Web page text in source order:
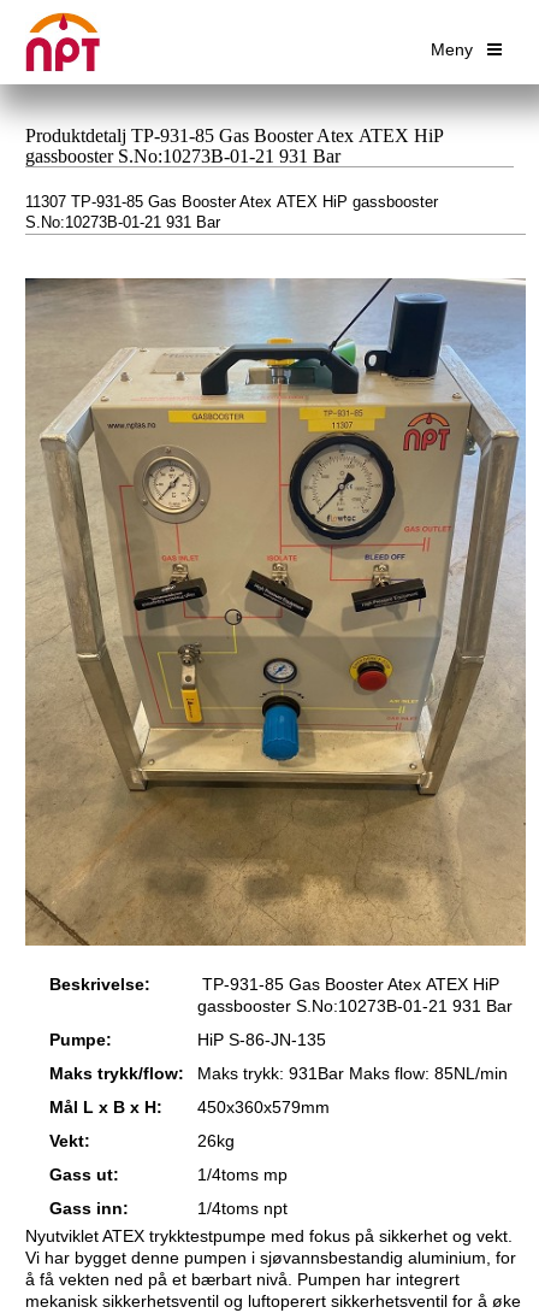
Meny
Produktdetalj TP-931-85 Gas Booster Atex ATEX HiP
gassbooster S.No:10273B-01-21 931 Bar
11307 TP-931-85 Gas Booster Atex ATEX HiP gassbooster
S.No:10273B-01-21 931 Bar
Beskrivelse:
TP-931-85 Gas Booster Atex ATEX HiP
gassbooster S.No:10273B-01-21 931 Bar
Pumpe:
HiP S-86-JN-135
Maks trykk/flow:
Maks trykk: 931Bar Maks flow: 85NL/min
Mål L x B x H:
450x360x579mm
Vekt:
26kg
Gass ut:
1/4toms mp
Gass inn:
1/4toms npt
Nyutviklet ATEX trykktestpumpe med fokus på sikkerhet og vekt.
Vi har bygget denne pumpen i sjøvannsbestandig aluminium, for
å få vekten ned på et bærbart nivå. Pumpen har integrert
mekanisk sikkerhetsventil og luftoperert sikkerhetsventil for å øke